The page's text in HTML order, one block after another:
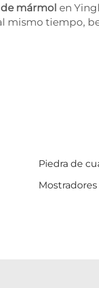
de mármol en
mismo tiempo,
Piedra de